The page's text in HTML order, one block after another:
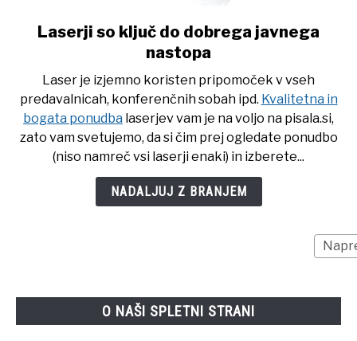
link
to
so
ključ
do
dobrega
javnega
nastopa
Laserji so ključ do dobrega javnega
nastopa
Laser je izjemno koristen pripomoček v vseh
predavalnicah, konferenčnih sobah ipd. Kvalitetna in
bogata ponudba laserjev vam je na voljo na pisala.si,
zato vam svetujemo, da si čim prej ogledate ponudbo
(niso namreč vsi laserji enaki) in izberete...
NADALJUJ Z BRANJEM
O NAŠI SPLETNI STRANI